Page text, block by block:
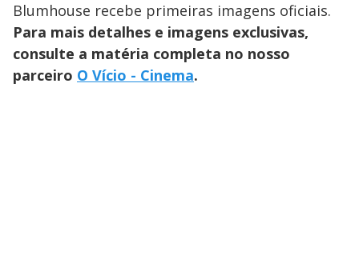
Blumhouse recebe primeiras imagens oficiais.
Para mais detalhes e imagens exclusivas,
consulte a matéria completa no nosso
parceiro O Vício - Cinema.